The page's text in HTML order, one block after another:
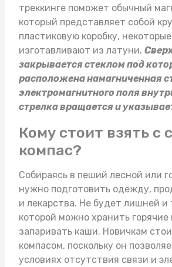
треккинге поможет обычный
который представляет собой
пластиковую коробку,
изготавливают из латуни.
закрывается стеклом под
расположена намагниченная
электромагнитного поля
стрелка вращается и
Кому стоит взять с
компас?
Собираясь в пеший лесной или
нужно подготовить одежду,
и лекарства. Не будет лишней и
которой можно хранить горячие
запаривать каши. Новичкам
компасом, поскольку он
условиях отсутствия связи и